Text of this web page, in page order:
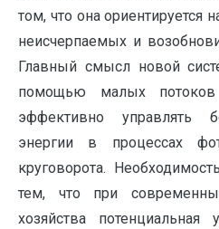
том, что она
неисчерпаемых и
Главный смысл новой
помощью малых потоков
эффективно управлять
энергии в процессах
круговорота.
тем, что при
хозяйства потенциальная